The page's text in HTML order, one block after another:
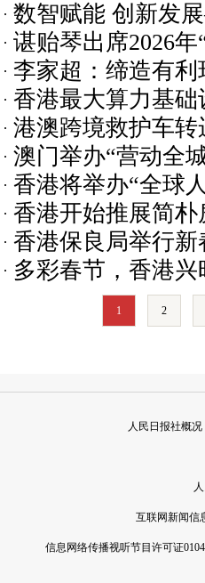
数智赋能 创新发
在香港开幕
谌贻琴出席2026
并致辞
李家超：缔造有
香港最大算力基
港澳跨境救护车
病人回澳就医
澳门举办“营动全
香港将举办“全球
香港开始推展简朴
香港保良局举行
多彩春节，香港
1 2
人民日报社概况
互联网新闻信
信息网络传播视听节目许可证